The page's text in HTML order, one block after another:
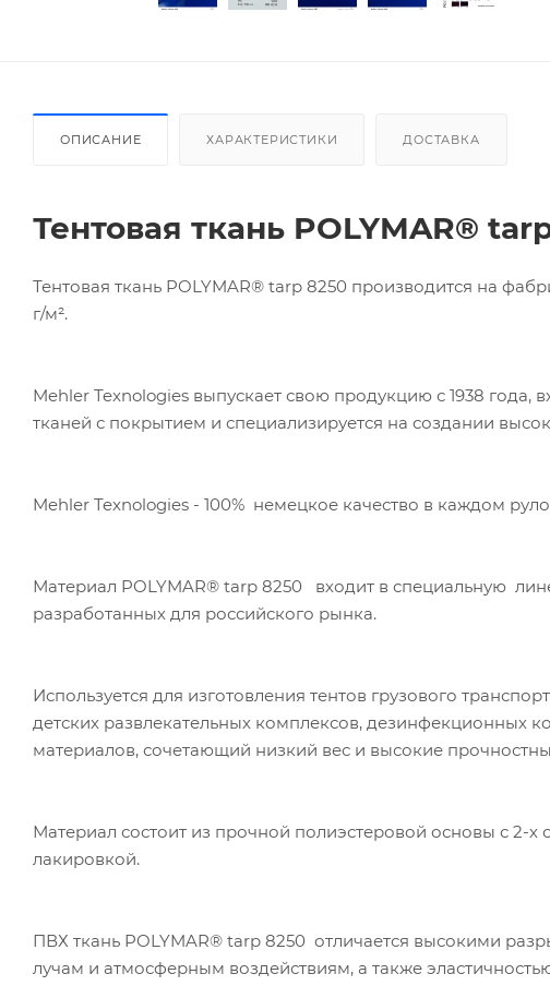
ОПИСАНИЕ ХАРАКТЕРИСТИКИ ДОСТАВКА
Тентовая ткань POLYMAR®
Тентовая ткань POLYMAR® tarp 8250 производится на
г/м².
Mehler Texnologies выпускает свою продукцию с 1938
тканей с покрытием и специализируется на создании
Mehler Texnologies - 100% немецкое качество в каждом
Материал POLYMAR® tarp 8250 входит в специальную
разработанных для российского рынка.
Используется для изготовления тентов грузового
детских развлекательных комплексов, дезинфекционных
материалов, сочетающий низкий вес и высокие
Материал состоит из прочной полиэстеровой основы с
лакировкой.
ПВХ ткань POLYMAR® tarp 8250 отличается высокими
лучам и атмосферным воздействиям, а также